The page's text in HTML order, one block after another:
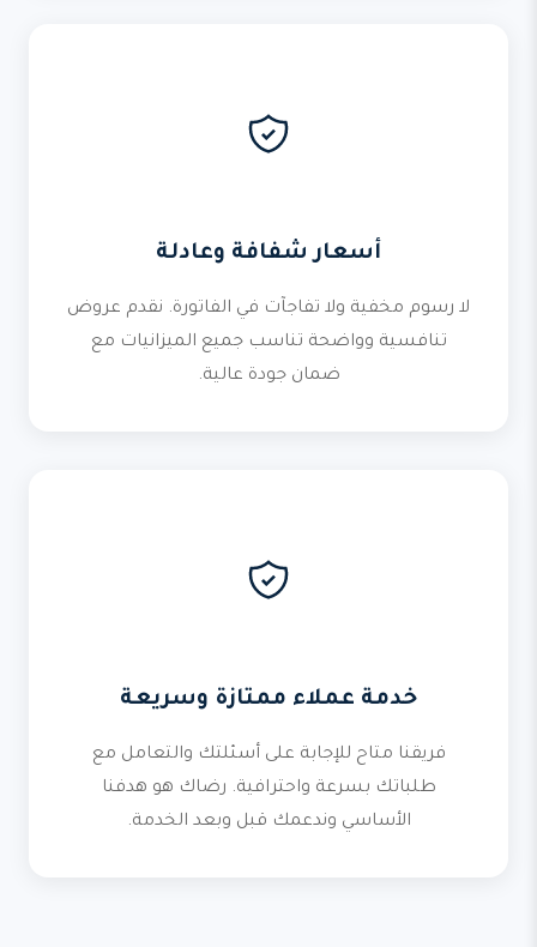
أسعار شفافة وعادلة
لا رسوم مخفية ولا تفاجآت في الفاتورة. نقدم عروض
تنافسية وواضحة تناسب جميع الميزانيات مع
ضمان جودة عالية.
خدمة عملاء ممتازة وسريعة
فريقنا متاح للإجابة على أسئلتك والتعامل مع
طلباتك بسرعة واحترافية. رضاك هو هدفنا
الأساسي وندعمك قبل وبعد الخدمة.